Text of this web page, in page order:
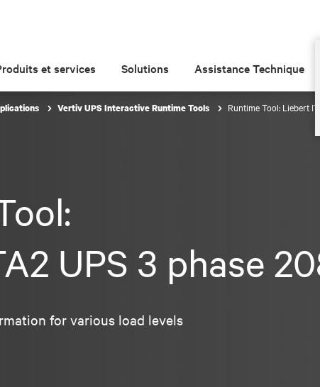
et services Solutions Assistance Technique
Vertiv UPS Interactive Runtime Tools Runtime Tool: Liebert
UPS 3 phase
for various load levels